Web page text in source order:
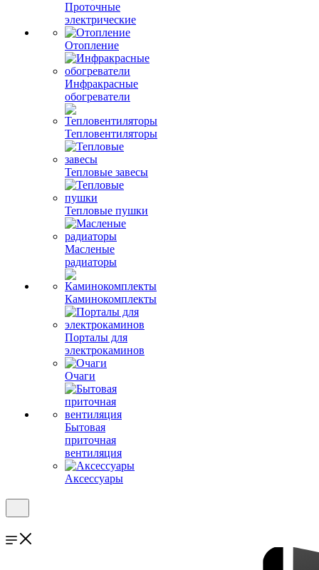
Проточные
электрические
Отопление
Инфракрасные
обогреватели
Тепловентиляторы
Тепловые завесы
Тепловые пушки
Масленые
радиаторы
Каминокомплекты
Порталы для
электрокаминов
Очаги
Бытовая
приточная
вентиляция
Аксессуары